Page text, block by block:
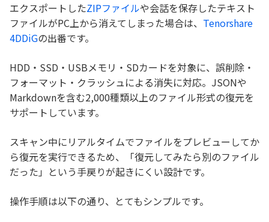
エクスポートしたZIPファイルや会話を保存したテキスト
ファイルがPC上から消えてしまった場合は、 Tenorshare
4DDiGの出番です。
HDD・SSD・USBメモリ・SDカードを対象に、誤削除・
フォーマット・クラッシュによる消失に対応。JSONや
Markdownを含む2,000種類以上のファイル形式の復元を
サポートしています。
スキャン中にリアルタイムでファイルをプレビューしてか
ら復元を実行できるため、「復元してみたら別のファイル
だった」という手戻りが起きにくい設計です。
操作手順は以下の通り、とてもシンプルです。